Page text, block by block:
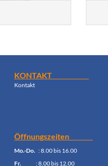
KONTAKT
Kontakt
Öffnungszeiten
Mo.-Do. : 8.00 bis 16.00
Fr. : 8.00 bis 12.00